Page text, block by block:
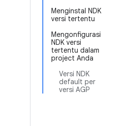
Menginstal NDK
versi tertentu
Mengonfigurasi
NDK versi
tertentu dalam
project Anda
Versi NDK
default per
versi AGP